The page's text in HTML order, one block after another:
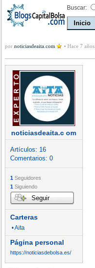
Buscar:
Inicio
por noticiasdeaita.com • Hace 7 años
noticiasdeaita.c om
Artículos: 16
Comentarios: 0
1 Seguidores
1 Siguiendo
Seguir
Carteras
• Aita
Página personal
https://noticiasdebolsa.es/